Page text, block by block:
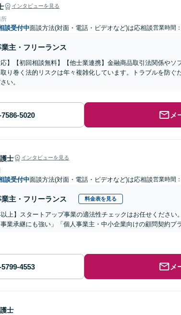
インタビューを見る
所
談受付中面談方法(対面・電話・ビデオなど)は応相談営業時間
主・フリーランス
応】【初回相談無料】【他士業連携】金融商品取引法関係や
り巻く法的リスクは年々複雑化しています。トラブルを防ぐ
い。
メ
士 インタビューを見る
談受付中面談方法(対面・電話・ビデオなど)は応相談営業時間
主・フリーランス 料金表を見る
以上】スタートアップ事業の適法性チェックはお任せくださ
業承継にも強い」「個人事業主・中小企業向けの顧問契約プ
メ
士